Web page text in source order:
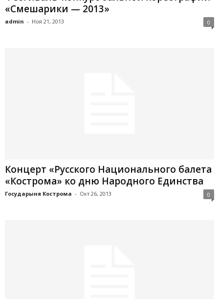
«Смешарики — 2013»
admin - Ноя 21, 2013 0
Концерт «Русского Национального балета
«Кострома» ко дню Народного Единства
Государыня Кострома - Окт 26, 2013 0